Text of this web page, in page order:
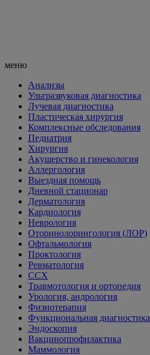
меню
Анализы
Ультразвуковая диагностика
Лучевая диагностика
Пластическая хирургия
Комплексные обследования
Педиатрия
Хирургия
Акушерство и гинекология
Аллергология
Выездная помощь
Дневной стационар
Дерматология
Кардиология
Неврология
Оторинолорингология (ЛОР)
Офтальмология
Проктология
Ревматология
ССХ
Травмотология и ортопедия
Урология, андрология
Физиотерапия
Функциональная диагностика
Эндоскопия
Вакцинопрофилактика
Маммология